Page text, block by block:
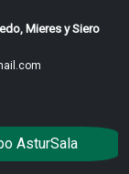
Mieres y Siero
AsturSala